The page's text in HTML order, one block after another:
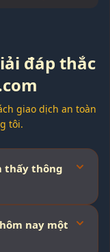
đáp thắc
giao dịch an toàn
tôi.
thấy thông
nay một